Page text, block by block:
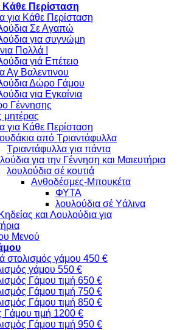
Κάθε Περίσταση
για Κάθε Περίσταση
Σε Αγαπώ
για συγνώμη
Πολλά !
γιά Επέτειο
Αγ Βαλεντινου
Δώρο Γάμου
για Εγκαίνια
Γέννησης
μητέρας
για Κάθε Περίσταση
από Τριαντάφυλλα
Τριαντάφυλλα για πάντα
για την Γέννηση και Μαιευτήρια
λουλούδια σέ κουτιά
Ανθοδέσμες-Μπουκέτα
ΦΥΤΑ
λουλούδια σέ Υάλινα
και Λουλούδια για
Μενού
στολισμός γάμου 450 €
γάμου 550 €
Γάμου τιμή 650 €
Γάμου τιμή 750 €
Γάμου τιμή 850 €
Γάμου τιμή 1200 €
Γάμου τιμή 950 €